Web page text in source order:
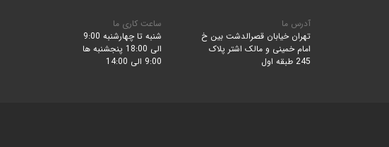
آدرس ما
تهران خیابان قصرالدشت بین خ
امام خمینی و مالک اشتر پلاک
245 طبقه اول
ساعت کاری ما
شنبه تا چهارشنبه 9:00
الی 18:00 پنجشنبه ها
9:00 الی 14:00